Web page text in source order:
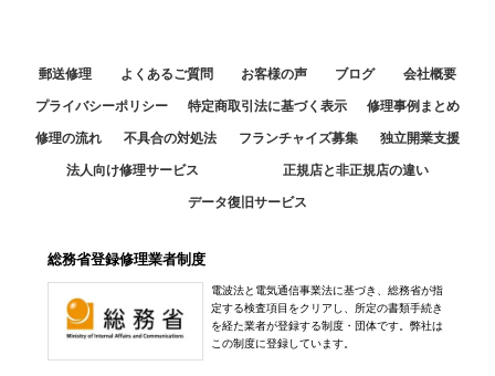
郵送修理 よくあるご質問 お客様の声 ブログ 会社概要
プライバシーポリシー 特定商取引法に基づく表示 修理事例まとめ
修理の流れ 不具合の対処法 フランチャイズ募集 独立開業支援
法人向け修理サービス 正規店と非正規店の違い
データ復旧サービス
総務省登録修理業者制度
電波法と電気通信事業法に基づき、総務省が指
定する検査項目をクリアし、所定の書類手続き
を経た業者が登録する制度・団体です。弊社は
この制度に登録しています。